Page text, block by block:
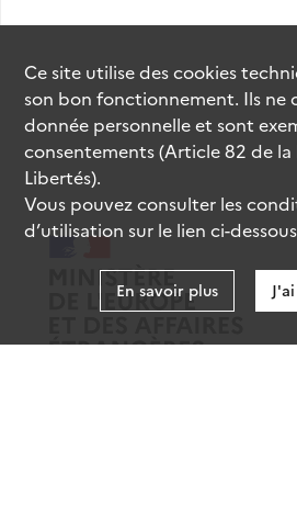
Ce site utilise descookies
son bon fonctionnement. Ils ne
donnée personnelle et sont
consentements (Article 82 de
Libertés).
Vous pouvez consulter les
d’utilisation sur le lien ci-
En savoir plus